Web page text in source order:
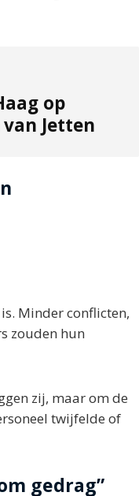
op
Jetten
Minder conflicten,
zouden hun
zij, maar om de
twijfelde of
gedrag”